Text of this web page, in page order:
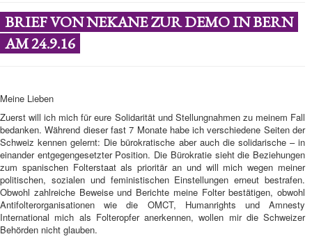
BRIEF VON NEKANE ZUR DEMO IN BERN
AM 24.9.16
Meine Lieben
Zuerst will ich mich für eure Solidarität und Stellungnahmen zu meinem Fall
bedanken. Während dieser fast 7 Monate habe ich verschiedene Seiten der
Schweiz kennen gelernt: Die bürokratische aber auch die solidarische – in
einander entgegengesetzter Position. Die Bürokratie sieht die Beziehungen
zum spanischen Folterstaat als prioritär an und will mich wegen meiner
politischen, sozialen und feministischen Einstellungen erneut bestrafen.
Obwohl zahlreiche Beweise und Berichte meine Folter bestätigen, obwohl
Antifolterorganisationen wie die OMCT, Humanrights und Amnesty
International mich als Folteropfer anerkennen, wollen mir die Schweizer
Behörden nicht glauben.